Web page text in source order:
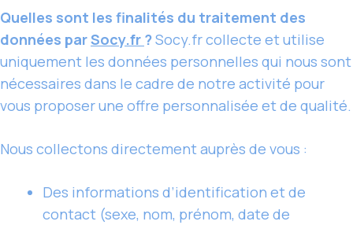
Quelles sont les finalités du traitement des
données parSocy.fr ?Socy.fr collecte et utilise
uniquement les données personnelles qui nous sont
nécessaires dans le cadre de notre activité pour
vous proposer une offre personnalisée et de qualité.
Nous collectons directement auprès de vous :
Des informations d’identification et de
contact (sexe, nom, prénom, date de